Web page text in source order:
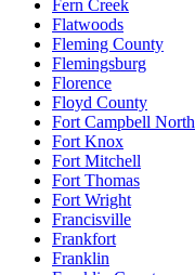
Fern Creek
Flatwoods
Fleming County
Flemingsburg
Florence
Floyd County
Fort Campbell North
Fort Knox
Fort Mitchell
Fort Thomas
Fort Wright
Francisville
Frankfort
Franklin